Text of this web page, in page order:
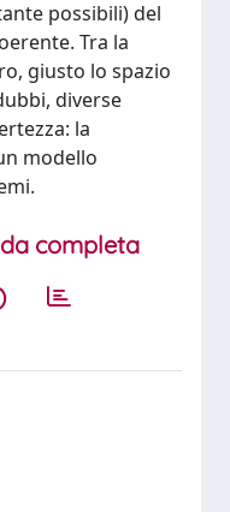
possibili) del
Tra la
giusto lo spazio
diverse
la
modello
completa